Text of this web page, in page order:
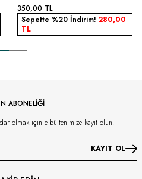
350,00 TL
Sepette %20 İndirim! 280,00
TL
ABONELİĞİ
olmak için e-bültenimize kayıt olun.
KAYIT OL